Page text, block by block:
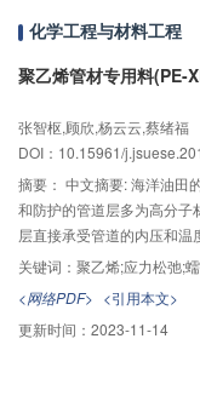
块。然后，分析机构的尺寸
规律，得出合理调整预选
的功能特性要求。最后，以
杆机构功能模块的几何标志
艺要求的求解机构实际尺寸
综合方法的有效性和实用性
化学工程与材料工程
聚乙烯管材专用料(PE-
张智枢,顾欣,杨云云,蔡绪福
DOI：10.15961/
摘要： 中文摘要: 海洋油田
和防护的管道层多为高分
层直接承受管道的内压和
时，其特定部位受到恒定的
研究这类高分子材料在长
水软管内压密封层材料长
聚乙烯（PE-XRT70）材料
定工况（75 ℃、16.5 MPa
关键词： 聚乙烯;应力松弛;
<网络PDF> <引用本文>
更新时间： 2023-11-14